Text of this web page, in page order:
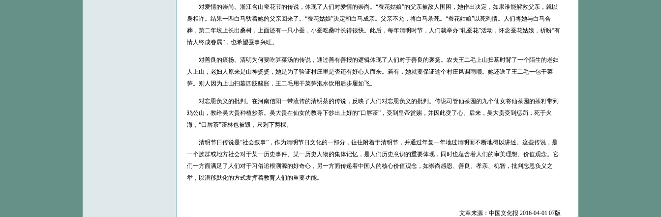
对爱情的崇尚。浙江含山蚕花节的传说，体现了人们对爱情的崇尚。“蚕花姑娘”的父亲被敌人围困，她作出决定，如果谁能解救父亲，就以
身相许。结果一匹白马驮着她的父亲回来了。“蚕花姑娘”决定和白马成亲。父亲不允，将白马杀死。“蚕花姑娘”以死殉情。人们将她与白马合
葬，第二年坟上长出桑树，上面还有一只小蚕，小蚕吃桑叶长得很快。此后，每年清明时节，人们就举办“轧蚕花”活动，怀念蚕花姑娘，祈盼“有
情人终成眷属”，也希望蚕事兴旺。
对善良的褒扬。清明为何要吃笋菜汤的传说，通过善有善报的逻辑体现了人们对于善良的褒扬。农夫王二毛上山扫墓时背了一个陌生的老妇
人上山，老妇人原来是山神婆婆，她是为了验证村庄里是否还有好心人而来。若有，她就要保证这个村庄风调雨顺。她还送了王二毛一包干菜
笋。别人因为上山扫墓四肢酸胀，王二毛用干菜笋泡水饮用后步履如飞。
对忘恩负义的批判。在河南信阳一带流传的清明茶的传说，反映了人们对忘恩负义的批判。传说司管仙茶园的九个仙女将仙茶园的茶籽带到
鸡公山，教给吴大贵种植炒茶。吴大贵在仙女的教导下炒出上好的“口唇茶”，受到皇帝赏赐，并因此变了心。后来，吴大贵受到惩罚，死于火
海，“口唇茶”茶林也被毁，只剩下两棵。
清明节日传说是“社会叙事”，作为清明节日文化的一部分，往往附着于清明节，并通过年复一年地过清明而不断地得以讲述。这些传说，是
一个族群或地方社会对于某一历史事件、某一历史人物的集体记忆，是人们历史意识的重要体现，同时也蕴含着人们的审美理想、价值观念。它
们一方面满足了人们对于习俗追根溯源的好奇心，另一方面传递着中国人的核心价值观念，如崇尚感恩、善良、孝亲、机智，批判忘恩负义之
举，以潜移默化的方式发挥着教育人们的重要功能。
文章来源：中国文化报 2016-04-01 07版